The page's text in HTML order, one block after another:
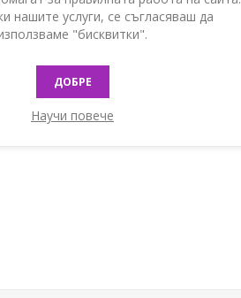
нашите услуги, се съгласяваш да
"бисквитки".
ДОБРЕ
Научи повече